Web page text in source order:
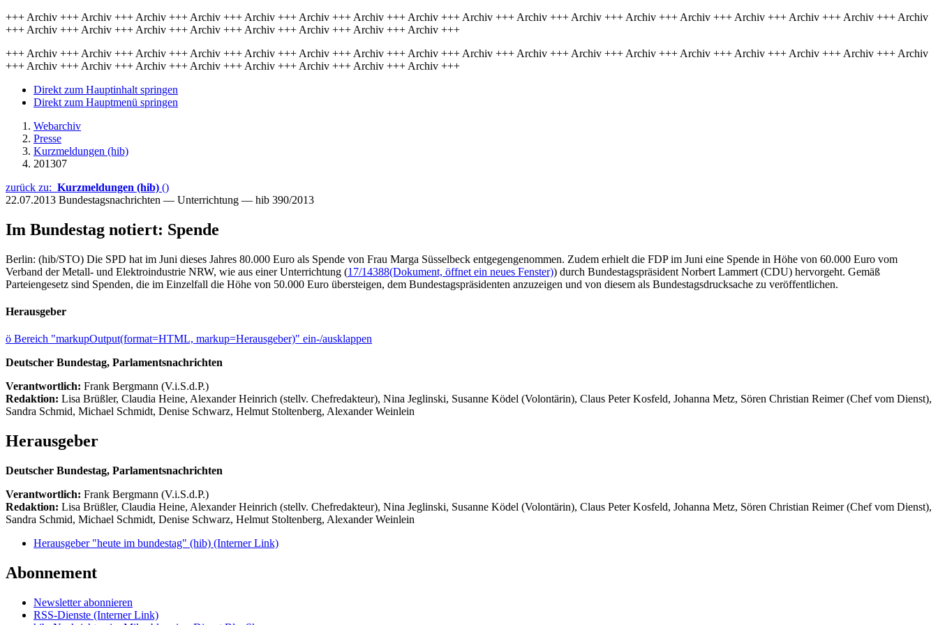
+++ Archiv +++ Archiv +++ Archiv +++ Archiv +++ Archiv +++ Archiv +++ Archiv +++ Archiv +++ Archiv +++ Archiv +++ Archiv +++ Archiv +++ Archiv +++ Archiv +++ Archiv +++ Archiv +++ Archiv
+++ Archiv +++ Archiv +++ Archiv +++ Archiv +++ Archiv +++ Archiv +++ Archiv +++ Archiv +++
+++ Archiv +++ Archiv +++ Archiv +++ Archiv +++ Archiv +++ Archiv +++ Archiv +++ Archiv +++ Archiv +++ Archiv +++ Archiv +++ Archiv +++ Archiv +++ Archiv +++ Archiv +++ Archiv +++ Archiv
+++ Archiv +++ Archiv +++ Archiv +++ Archiv +++ Archiv +++ Archiv +++ Archiv +++ Archiv +++
Direkt zum Hauptinhalt springen
Direkt zum Hauptmenü springen
Webarchiv
Presse
Kurzmeldungen (hib)
201307
zurück zu: Kurzmeldungen (hib) ()
22.07.2013 Bundestagsnachrichten — Unterrichtung — hib 390/2013
Im Bundestag notiert: Spende
Berlin: (hib/STO) Die SPD hat im Juni dieses Jahres 80.000 Euro als Spende von Frau Marga Süsselbeck entgegengenommen. Zudem erhielt die FDP im Juni eine Spende in Höhe von 60.000 Euro vom
Verband der Metall- und Elektroindustrie NRW, wie aus einer Unterrichtung (17/14388(Dokument, öffnet ein neues Fenster)) durch Bundestagspräsident Norbert Lammert (CDU) hervorgeht. Gemäß
Parteiengesetz sind Spenden, die im Einzelfall die Höhe von 50.000 Euro übersteigen, dem Bundestagspräsidenten anzuzeigen und von diesem als Bundestagsdrucksache zu veröffentlichen.
Herausgeber
ö Bereich "markupOutput(format=HTML, markup=Herausgeber)" ein-/ausklappen
Deutscher Bundestag, Parlamentsnachrichten
Verantwortlich: Frank Bergmann (V.i.S.d.P.)
Redaktion: Lisa Brüßler, Claudia Heine, Alexander Heinrich (stellv. Chefredakteur), Nina Jeglinski, Susanne Ködel (Volontärin), Claus Peter Kosfeld, Johanna Metz, Sören Christian Reimer (Chef vom Dienst),
Sandra Schmid, Michael Schmidt, Denise Schwarz, Helmut Stoltenberg, Alexander Weinlein
Herausgeber
Deutscher Bundestag, Parlamentsnachrichten
Verantwortlich: Frank Bergmann (V.i.S.d.P.)
Redaktion: Lisa Brüßler, Claudia Heine, Alexander Heinrich (stellv. Chefredakteur), Nina Jeglinski, Susanne Ködel (Volontärin), Claus Peter Kosfeld, Johanna Metz, Sören Christian Reimer (Chef vom Dienst),
Sandra Schmid, Michael Schmidt, Denise Schwarz, Helmut Stoltenberg, Alexander Weinlein
Herausgeber "heute im bundestag" (hib) (Interner Link)
Abonnement
Newsletter abonnieren
RSS-Dienste (Interner Link)